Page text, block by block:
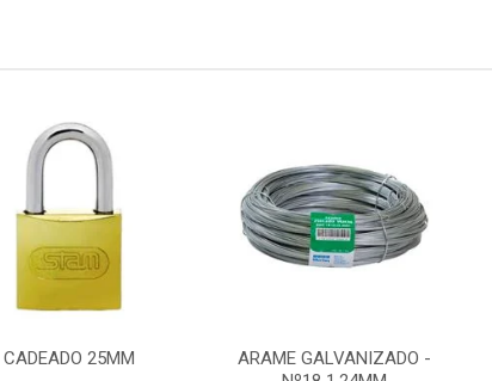
CADEADO 25MM
ARAME GALVANIZADO -